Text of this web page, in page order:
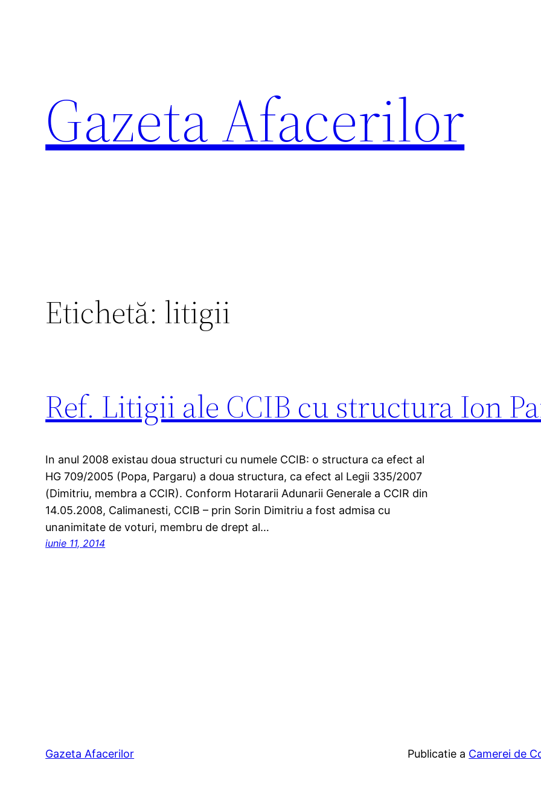
Gazeta Afacerilor
Etichetă: litigii
Ref. Litigii ale CCIB cu structura Ion
In anul 2008 existau doua structuri cu numele CCIB: o structura ca efect al
HG 709/2005 (Popa, Pargaru) a doua structura, ca efect al Legii 335/2007
(Dimitriu, membra a CCIR). Conform Hotararii Adunarii Generale a CCIR din
14.05.2008, Calimanesti, CCIB – prin Sorin Dimitriu a fost admisa cu
unanimitate de voturi, membru de drept al…
iunie 11, 2014
Gazeta Afacerilor Publicatie a Camerei de